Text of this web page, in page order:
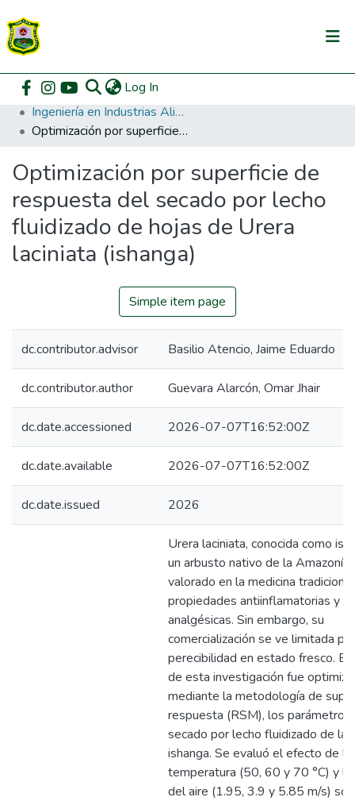
Log In
Communities & Collections
All of DSpace
Home Pregrado
Ingeniería en Industrias Alimentarias
Optimización por superficie de respuesta del secado por lecho fluidizado de hojas de Urera laciniata (ishanga)
Optimización por superficie de
respuesta del secado por lecho
fluidizado de hojas de Urera
laciniata (ishanga)
Simple item page
dc.contributor.advisor Basilio Atencio, Jaime Eduardo
dc.contributor.author Guevara Alarcón, Omar Jhair
dc.date.accessioned 2026-07-07T16:52:00Z
dc.date.available 2026-07-07T16:52:00Z
dc.date.issued 2026
Urera laciniata, conocida como
un arbusto nativo de la Amazonía
valorado en la medicina
propiedades antiinflamatorias y
analgésicas. Sin embargo, su
comercialización se ve limitada
perecibilidad en estado fresco.
de esta investigación fue
mediante la metodología de
respuesta (RSM), los parámetros
secado por lecho fluidizado de
ishanga. Se evaluó el efecto de la
temperatura (50, 60 y 70 °C) y
del aire (1.95, 3.9 y 5.85 m/s)